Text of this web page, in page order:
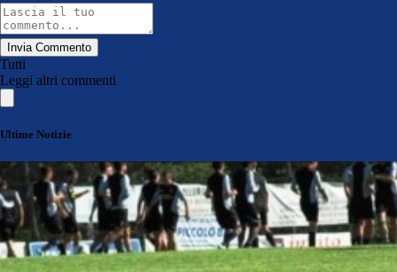
Invia Commento
Tutti
Leggi altri commenti
Ultime Notizie